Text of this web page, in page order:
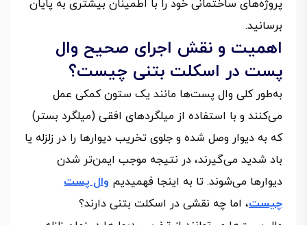
پروژه‌های ساختمانی خود را با اطمینان بیشتری به پایان
برسانید.
اهمیت و نقش اجرای صحیح وال
پست در اسکلت بتنی چیست؟
به‌طور کلی وال پست‌ها مانند یک ستون کمکی عمل
می‌کنند و با استفاده از میلگردهای افقی (میلگرد بستر)
که به دیوار وصل شده و جلوی تخریب دیوارها را در زلزله یا
باد شدید می‌گیرند، در نتیجه موجب ایمن‌تر شدن
دیوارها می‌شوند. تا به اینجا فهمیدیم وال پست
چیست، اما چه نقشی در اسکلت بتنی دارند؟